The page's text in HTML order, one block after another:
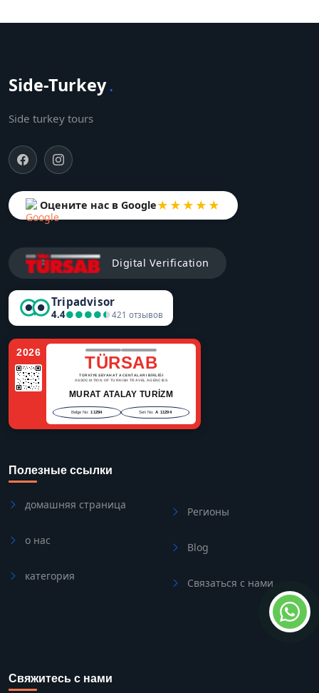
Side-Turkey.
Side turkey tours
Оцените нас в Google★★★★★
Digital Verification
Tripadvisor
4.4●●●●●
●●●●●421 отзывов
2026
TÜRSAB
TÜRKİYE SEYAHAT ACENTALARI BİRLİĞİ
ASSOCIATION OF TURKISH TRAVEL AGENCIES
MURAT ATALAY TURİZM
Belge No: 11294 Seri No: A 11294
Полезные ссылки
домашняя страница
о нас
категория
Регионы
Blog
Связаться с нами
Свяжитесь с нами